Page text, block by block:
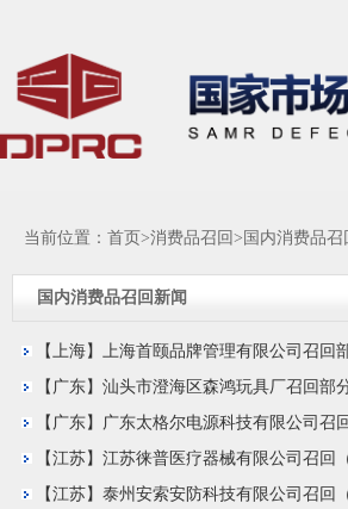
当前位置： 首页 >消费品召回> 国内消费品召
国内消费品召回新闻
【上海】上海首颐品牌管理有限公司召回
【广东】汕头市澄海区森鸿玩具厂召回部
【广东】广东太格尔电源科技有限公司召
【江苏】江苏徕普医疗器械有限公司召
【江苏】泰州安索安防科技有限公司召回